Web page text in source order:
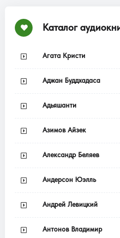
Каталог
Агата Кристи
Аджан Буддхадаса
Адьяшанти
Азимов Айзек
Александр Беляев
Андерсон Юэлль
Андрей Левицкий
Антонов Владимир